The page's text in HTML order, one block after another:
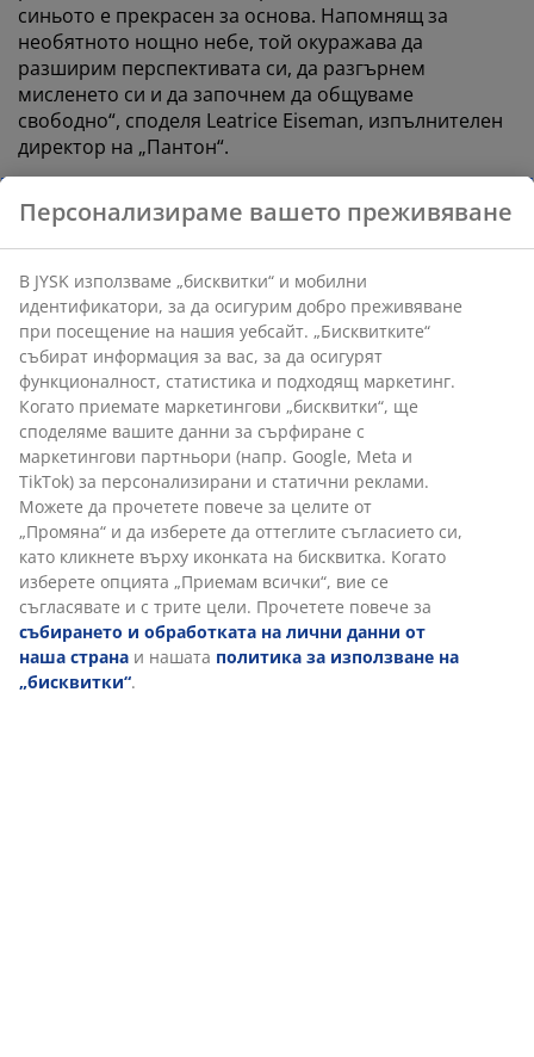
синьото е прекрасен за основа. Напомнящ за
необятното нощно небе, той окуражава да
разширим перспективата си, да разгърнем
мисленето си и да започнем да общуваме
свободно“, споделя Leatrice Eiseman, изпълнителен
директор на „Пантон“.
модната индустрия, интериорния дизайн, в текстила
и в графичния дизайн.
Класическо синьо в интериорния
дизайн
Тъй като класическото синьо е успокояващ цвят,
той ще балансира Вашия интериор. Дизайнерите го
препоръчват под всякаква форма. Бъдете смели и
го въведете като основен елемент в жилището,
например канапето в дневната.
Ако не сте готови за такива големи промени,
започнете с дискретни нотки от този цвят в
домашния интериор - табуретка или пейка. Те ще
разчупят монотонността на Вашия хол или
всекидневна.
Персонализираме вашето преживяване
В JYSK използваме „бисквитки“ и мобилни
идентификатори, за да осигурим добро преживяване
при посещение на нашия уебсайт. „Бисквитките“
събират информация за вас, за да осигурят
функционалност, статистика и подходящ маркетинг.
Когато приемате маркетингови „бисквитки“, ще
споделяме вашите данни за сърфиране с
маркетингови партньори (напр. Google, Meta и
TikTok) за персонализирани и статични реклами.
Можете да прочетете повече за целите от
„Промяна“ и да изберете да оттеглите съгласието си,
като кликнете върху иконката на бисквитка. Когато
изберете опцията „Приемам всички“, вие се
съгласявате и с трите цели. Прочетете повече за
събирането и обработката на лични данни от
наша страна и нашата политика за използване на
„бисквитки“.